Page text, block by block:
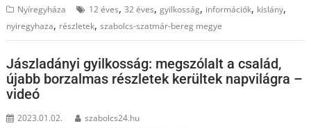
Nyíregyháza 12 éves, 32 éves,gyilkosság, információk, kislány,
nyiregyhaza, részletek,szabolcs-szatmár-bereg megye
Jászladányi gyilkosság: megszólalt a család,
újabb borzalmas részletek kerültek napvilágra –
videó
2023.01.02. szabolcs24.hu